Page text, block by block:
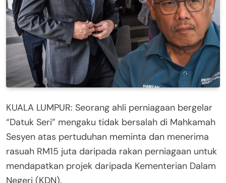
KUALA LUMPUR: Seorang ahli perniagaan bergelar
“Datuk Seri” mengaku tidak bersalah di Mahkamah
Sesyen atas pertuduhan meminta dan menerima
rasuah RM15 juta daripada rakan perniagaan untuk
mendapatkan projek daripada Kementerian Dalam